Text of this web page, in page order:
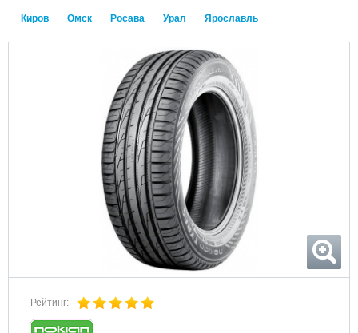
Киров Омск Росава Урал Ярославль
Рейтинг: